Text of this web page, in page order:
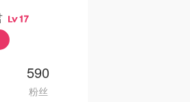
🇮🇹
17
590
粉丝